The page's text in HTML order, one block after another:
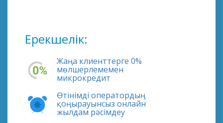
Ерекшелік:
Жаңа клиенттерге 0%
мөлшерлемемен
микрокредит
Өтінімді оператордың
қоңырауынсыз онлайн
жылдам рәсімдеу